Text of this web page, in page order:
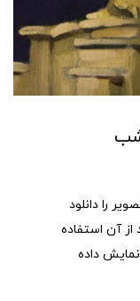
شب
را دانلود
آن استفاده
داده